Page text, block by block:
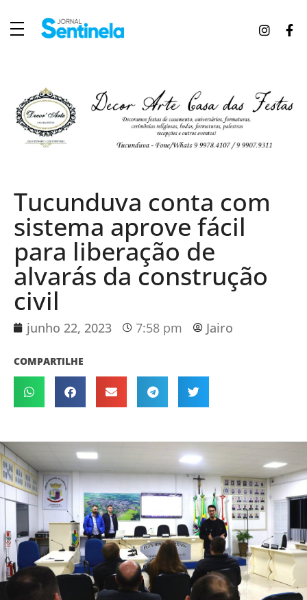
Tucunduva conta com
sistema aprove fácil
para liberação de
alvarás da construção
civil
junho 22, 2023 7:58 pm Jairo
COMPARTILHE